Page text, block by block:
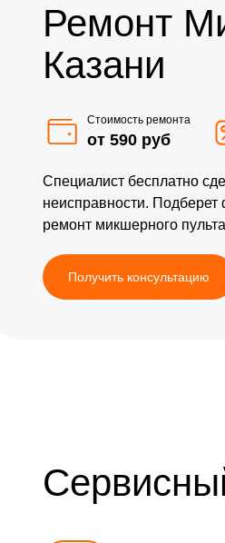
Ремонт
Казани
Стоимость ремонта
от 590 руб
Специалист бесплатно
неисправности. Подберет
ремонт микшерного
Получить консультацию